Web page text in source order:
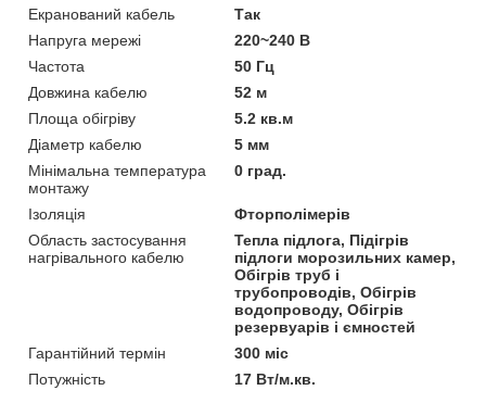
Екранований кабель
Так
Напруга мережі
220~240 В
Частота
50 Гц
Довжина кабелю
52 м
Площа обігріву
5.2 кв.м
Діаметр кабелю
5 мм
Мінімальна температура
монтажу
0 град.
Ізоляція
Фторполімерів
Область застосування
нагрівального кабелю
Тепла підлога, Підігрів
підлоги морозильних камер,
Обігрів труб і
трубопроводів, Обігрів
водопроводу, Обігрів
резервуарів і ємностей
Гарантійний термін
300 міс
Потужність
17 Вт/м.кв.